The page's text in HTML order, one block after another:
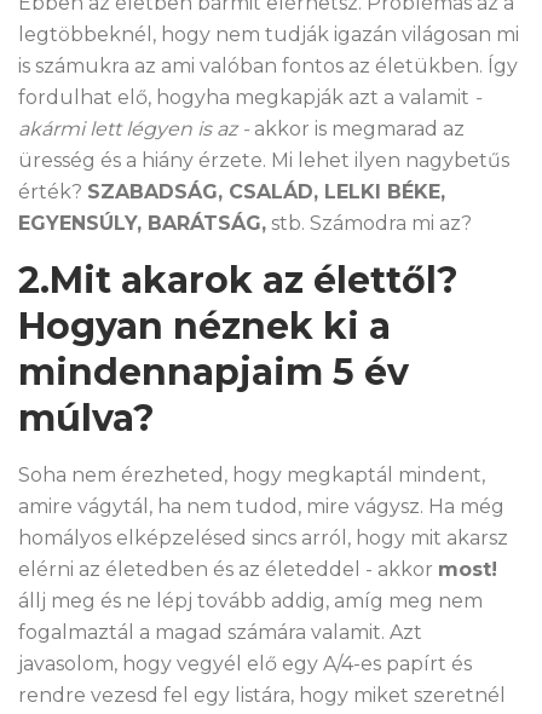
legtöbbeknél, hogy nem tudják igazán világosan mi
is számukra az ami valóban fontos az életükben. Így
fordulhat elő, hogyha megkapják azt a valamit -
akármi lett légyen is az - akkor is megmarad az
üresség és a hiány érzete. Mi lehet ilyen nagybetűs
érték? SZABADSÁG, CSALÁD, LELKI BÉKE,
EGYENSÚLY, BARÁTSÁG, stb. Számodra mi az?
2.Mit akarok az élettől?
Hogyan néznek ki a
mindennapjaim 5 év
múlva?
Soha nem érezheted, hogy megkaptál mindent,
amire vágytál, ha nem tudod, mire vágysz. Ha még
homályos elképzelésed sincs arról, hogy mit akarsz
elérni az életedben és az életeddel - akkor most!
állj meg és ne lépj tovább addig, amíg meg nem
fogalmaztál a magad számára valamit. Azt
javasolom, hogy vegyél elő egy A/4-es papírt és
rendre vezesd fel egy listára, hogy miket szeretnél